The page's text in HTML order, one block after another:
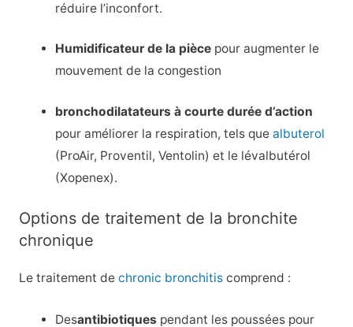
réduire l’inconfort.
Humidificateur de la pièce pour augmenter le
mouvement de la congestion
bronchodilatateurs à courte durée d’action
pour améliorer la respiration, tels quealbuterol
(ProAir, Proventil, Ventolin) et le lévalbutérol
(Xopenex).
Options de traitement de la bronchite
chronique
Le traitement de chronic bronchitiscomprend :
Desantibiotiques pendant les poussées pour